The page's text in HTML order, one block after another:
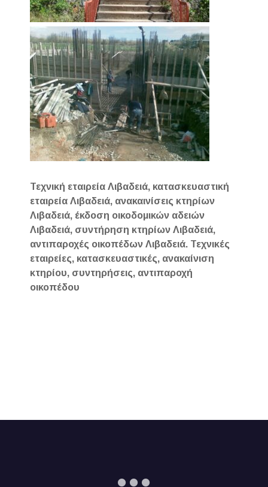
Τεχνική εταιρεία Λιβαδειά, κατασκευαστική
εταιρεία Λιβαδειά, ανακαινίσεις κτηρίων
Λιβαδειά, έκδοση οικοδομικών αδειών
Λιβαδειά, συντήρηση κτηρίων Λιβαδειά,
αντιπαροχές οικοπέδων Λιβαδειά. Τεχνικές
εταιρείες, κατασκευαστικές, ανακαίνιση
κτηρίου, συντηρήσεις, αντιπαροχή
οικοπέδου